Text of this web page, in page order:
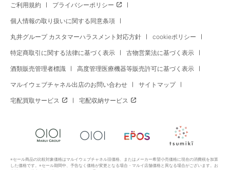
ご利用規約 プライバシーポリシー
個人情報の取り扱いに関する同意条項
丸井グループ カスタマーハラスメント対応方針 cookieポリシー
特定商取引に関する法律に基づく表示 古物営業法に基づく表示
酒類販売管理者標識 高度管理医療機器等販売許可に基づく表示
マルイウェブチャネル出店のお問い合わせ サイトマップ
宅配買取サービス 宅配収納サービス
※セール商品の比較対象価格はマルイウェブチャネル旧価格、またはメーカー希望小売価格に現在の消費税を加算
した価格です。※セール期間中、予告なく価格が変更となる場合・マルイ店舗価格と異なる場合がございます。お